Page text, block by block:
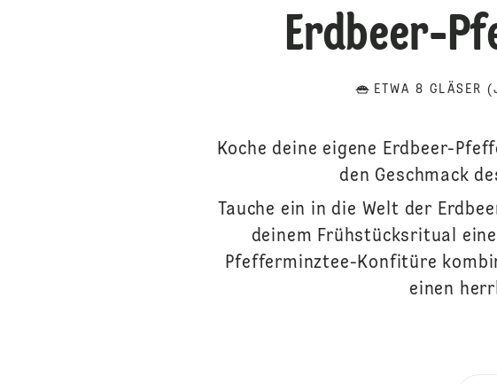
Erdbeer-
ETWA 8 GLÄSER
Koche deine eigene Erdbeer-
den Geschmack
Tauche ein in die Welt der
deinem Frühstücksritual
Pfefferminztee-Konfitüre
einen